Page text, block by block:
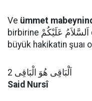
Ve ümmet
birbirine اَلسَّلاَمُ عَلَيْكُمْ demeleri sünnet olması, bu
büyük hakikatin şuaı
اَلْبَاقِى هُوَ الْبَاقِى 2
Said Nursî